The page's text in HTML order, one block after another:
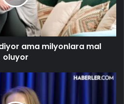
ama milyonlara mal
oluyor